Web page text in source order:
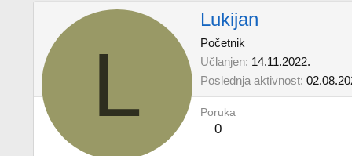
L
Lukijan
Početnik
Učlanjen 14.11.2022.
Poslednja aktivnost
Poruka
0